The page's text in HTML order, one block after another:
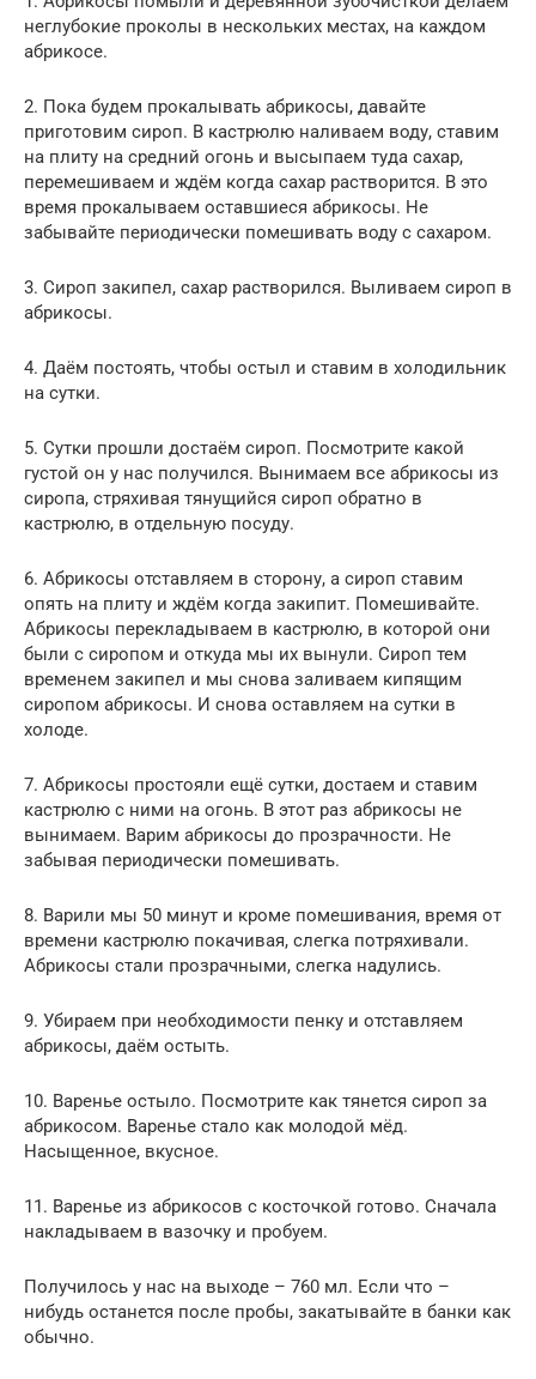
неглубокие проколы в нескольких местах, на каждом
абрикосе.
2. Пока будем прокалывать абрикосы, давайте
приготовим сироп. В кастрюлю наливаем воду, ставим
на плиту на средний огонь и высыпаем туда сахар,
перемешиваем и ждём когда сахар растворится. В это
время прокалываем оставшиеся абрикосы. Не
забывайте периодически помешивать воду с сахаром.
3. Сироп закипел, сахар растворился. Выливаем сироп в
абрикосы.
4. Даём постоять, чтобы остыл и ставим в холодильник
на сутки.
5. Сутки прошли достаём сироп. Посмотрите какой
густой он у нас получился. Вынимаем все абрикосы из
сиропа, стряхивая тянущийся сироп обратно в
кастрюлю, в отдельную посуду.
6. Абрикосы отставляем в сторону, а сироп ставим
опять на плиту и ждём когда закипит. Помешивайте.
Абрикосы перекладываем в кастрюлю, в которой они
были с сиропом и откуда мы их вынули. Сироп тем
временем закипел и мы снова заливаем кипящим
сиропом абрикосы. И снова оставляем на сутки в
холоде.
7. Абрикосы простояли ещё сутки, достаем и ставим
кастрюлю с ними на огонь. В этот раз абрикосы не
вынимаем. Варим абрикосы до прозрачности. Не
забывая периодически помешивать.
8. Варили мы 50 минут и кроме помешивания, время от
времени кастрюлю покачивая, слегка потряхивали.
Абрикосы стали прозрачными, слегка надулись.
9. Убираем при необходимости пенку и отставляем
абрикосы, даём остыть.
10. Варенье остыло. Посмотрите как тянется сироп за
абрикосом. Варенье стало как молодой мёд.
Насыщенное, вкусное.
11. Варенье из абрикосов с косточкой готово. Сначала
накладываем в вазочку и пробуем.
Получилось у нас на выходе – 760 мл. Если что –
нибудь останется после пробы, закатывайте в банки как
обычно.